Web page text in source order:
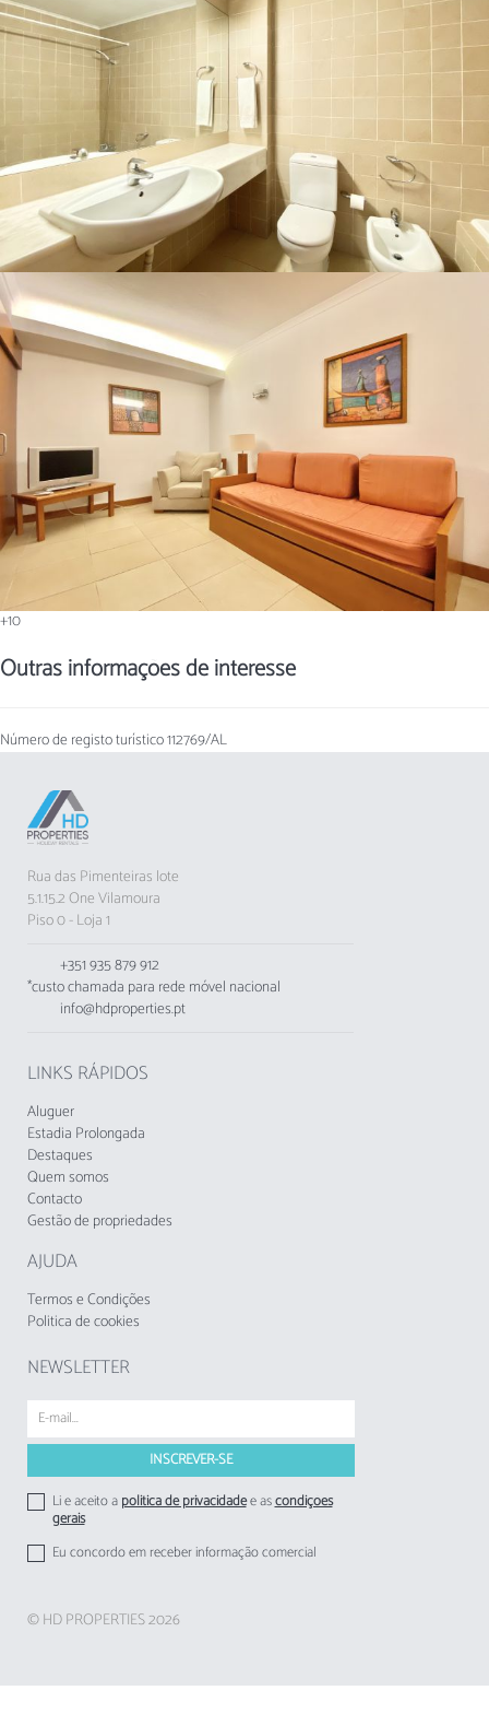
+10
Outras informações de interesse
Número de registo turístico112769/AL
Rua das Pimenteiras lote
5.1.15.2 One Vilamoura
Piso 0 - Loja 1
+351 935 879 912
*custo chamada para rede móvel nacional
info@hdproperties.pt
LINKS RÁPIDOS
Aluguer
Estadia Prolongada
Destaques
Quem somos
Contacto
Gestão de propriedades
AJUDA
Termos e Condições
Politica de cookies
NEWSLETTER
Li e aceito apolitica de privacidadee ascondições
gerais
Eu concordo em receber informação comercial
© HD PROPERTIES 2026